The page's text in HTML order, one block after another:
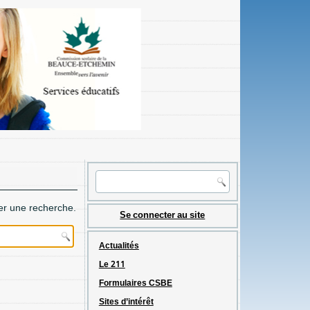
une recherche. Se connecter au site
Actualités
Le 211
Formulaires CSBE
Sites d’intérêt